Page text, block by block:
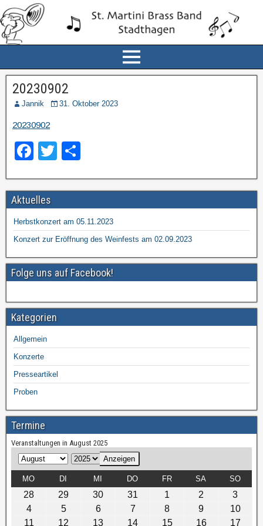
20230902
Jannik 31. Oktober 2023
20230902
F
c
e
b
o
o
k
T
tt
er
e
n
Aktuelles
Herbstkonzert am 05.11.2023
Konzert zur Eröffnung des Weinfests am 02.09.2023
Folge uns auf Facebook!
Kategorien
Allgemein
Konzerte
Presseartikel
Proben
Termine
Veranstaltungen in August 2025
M
n
J
h
MO DI MI DO FR SA SO
28 29 30 31 1 2
3
4
5 6 7 8 9
10
11
12 13 14 15 16 17